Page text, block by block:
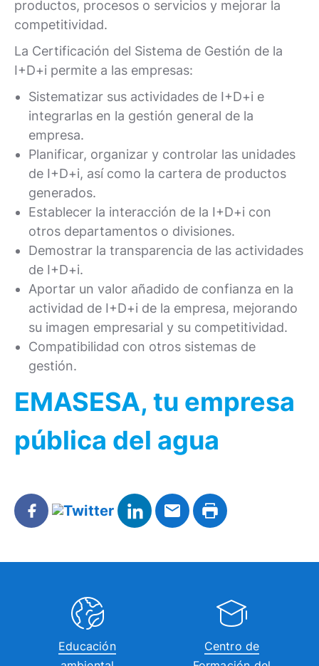
productos, procesos o servicios y mejorar la
competitividad.
La Certificación del Sistema de Gestión de la
I+D+i permite a las empresas:
Sistematizar sus actividades de I+D+i e
integrarlas en la gestión general de la
empresa.
Planificar, organizar y controlar las unidades
de I+D+i, así como la cartera de productos
generados.
Establecer la interacción de la I+D+i con
otros departamentos o divisiones.
Demostrar la transparencia de las actividades
de I+D+i.
Aportar un valor añadido de confianza en la
actividad de I+D+i de la empresa, mejorando
su imagen empresarial y su competitividad.
Compatibilidad con otros sistemas de
gestión.​
EMASESA, tu empresa
pública del agua
Educación
Centro de